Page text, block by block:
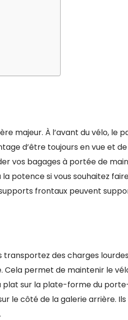
majeur. À l’avant du vélo, le
d’être toujours en vue et
vos bagages à portée de
potence si vous souhaitez
frontaux peuvent
transportez des charges
permet de maintenir le
plat sur la plate-forme du
le côté de la galerie arrière.